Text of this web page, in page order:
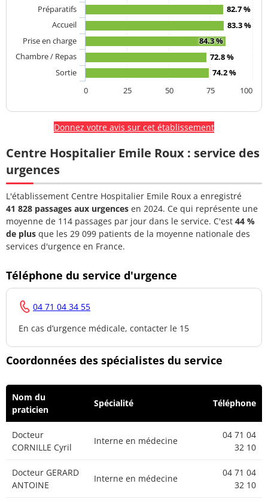
82.7 %
83.3 %
84.3 %
72.8 %
74.2 %
Préparatifs
Accueil
Prise en charge
Chambre / Repas
Sortie
0
100
25 50 75
Donnez votre avis sur cet établissement
Centre Hospitalier Emile Roux : service des
urgences
L'établissement Centre Hospitalier Emile Roux a enregistré
41 828 passages aux urgences en 2024. Ce qui représente une
moyenne de 114 passages par jour dans le service. C'est 44 %
de plus que les 29 099 patients de la moyenne nationale des
services d'urgence en France.
Téléphone du service d'urgence
04 71 04 34 55
En cas d’urgence médicale, contacter le 15
Coordonnées des spécialistes du service
Nom du
praticien
Spécialité Téléphone
Docteur
CORNILLE Cyril
Interne en médecine
04 71 04
32 10
Docteur GERARD
ANTOINE
Interne en médecine
04 71 04
32 10